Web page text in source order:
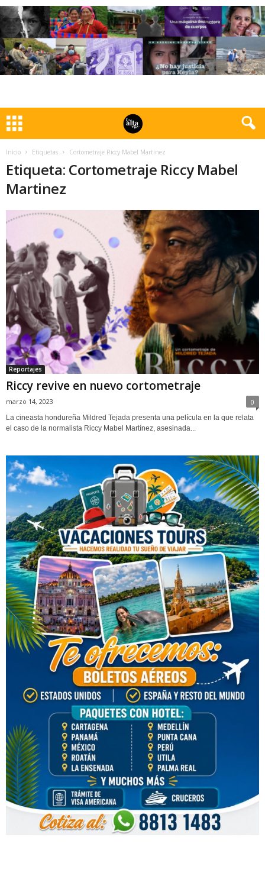
Inicio Etiquetas Cortometraje Riccy Mabel Martinez
Etiqueta: Cortometraje Riccy Mabel
Martinez
Reportajes
Riccy revive en nuevo cortometraje
marzo 14, 2023 0
La cineasta hondureña Mildred Tejada presenta una película en la que relata
el caso de la normalista Riccy Mabel Martínez, asesinada...